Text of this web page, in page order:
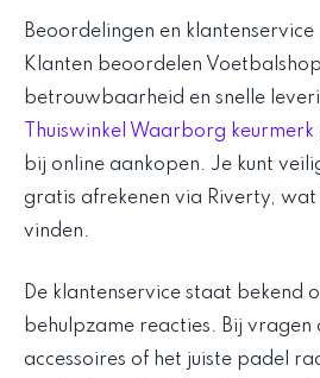
Beoordelingen en klantenservice
Klanten beoordelen
betrouwbaarheid en snelle
Thuiswinkel Waarborg keurmerk
bij online aankopen. Je kunt
gratis afrekenen via Riverty, wat
vinden.
De klantenservice staat bekend
behulpzame reacties. Bij vragen
accessoires of het juiste padel